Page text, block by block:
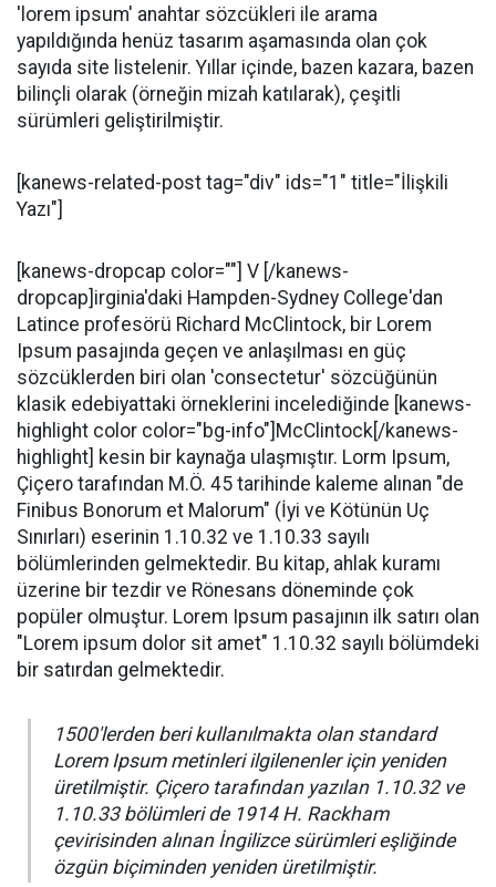
'lorem ipsum' anahtar sözcükleri ile arama
yapıldığında henüz tasarım aşamasında olan çok
sayıda site listelenir. Yıllar içinde, bazen kazara, bazen
bilinçli olarak (örneğin mizah katılarak), çeşitli
sürümleri geliştirilmiştir.
[kanews-related-post tag="div" ids="1" title="İlişkili
Yazı"]
[kanews-dropcap color=""] V [/kanews-
dropcap]irginia'daki Hampden-Sydney College'dan
Latince profesörü Richard McClintock, bir Lorem
Ipsum pasajında geçen ve anlaşılması en güç
sözcüklerden biri olan 'consectetur' sözcüğünün
klasik edebiyattaki örneklerini incelediğinde [kanews-
highlight color color="bg-info"]McClintock[/kanews-
highlight] kesin bir kaynağa ulaşmıştır. Lorm Ipsum,
Çiçero tarafından M.Ö. 45 tarihinde kaleme alınan "de
Finibus Bonorum et Malorum" (İyi ve Kötünün Uç
Sınırları) eserinin 1.10.32 ve 1.10.33 sayılı
bölümlerinden gelmektedir. Bu kitap, ahlak kuramı
üzerine bir tezdir ve Rönesans döneminde çok
popüler olmuştur. Lorem Ipsum pasajının ilk satırı olan
"Lorem ipsum dolor sit amet" 1.10.32 sayılı bölümdeki
bir satırdan gelmektedir.
1500'lerden beri kullanılmakta olan standard
Lorem Ipsum metinleri ilgilenenler için yeniden
üretilmiştir. Çiçero tarafından yazılan 1.10.32 ve
1.10.33 bölümleri de 1914 H. Rackham
çevirisinden alınan İngilizce sürümleri eşliğinde
özgün biçiminden yeniden üretilmiştir.